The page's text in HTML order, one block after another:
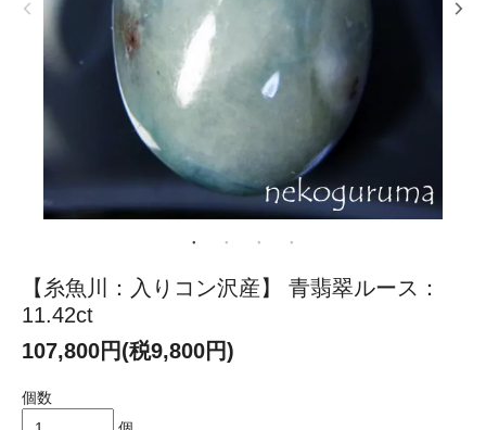
【糸魚川：入りコン沢産】 青翡翠ルース：
11.42ct
107,800円(税9,800円)
個数